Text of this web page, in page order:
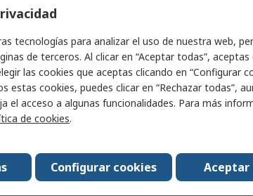
0.18kW
3P
Terminal de muelle
IP00, IP20
tecnologías para analizar el uso de nuestra web,
de terceros. Al clicar en “Aceptar todas”, aceptas
las cookies que aceptas clicando en “Configurar
estas cookies, puedes clicar en “Rechazar todas”,
el acceso a algunas funcionalidades. Para más
de cookies.
Aceptar
Configurar cookies